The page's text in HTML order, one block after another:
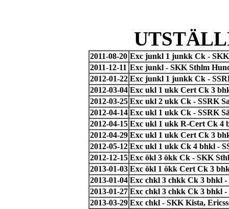
2011-08-20 Exc junkl 1 junkk Ck -
2011-12-11 Exc junkl - SKK Sthlm
2012-01-22 Exc junkl 1 junkk Ck -
2012-03-04 Exc ukl 1 ukk Cert Ck 3
2012-03-25 Exc ukl 2 ukk Ck - SSRK
2012-04-14 Exc ukl 1 ukk Ck - SSRK
2012-04-15 Exc ukl 1 ukk R-Cert Ck 4
2012-04-29 Exc ukl 1 ukk Cert Ck 3
2012-05-12 Exc ukl 1 ukk Ck 4 bhkl -
2012-12-15 Exc ökl 3 ökk Ck - SKK
2013-01-03 Exc ökl 1 ökk Cert Ck 3
2013-01-04 Exc chkl 3 chkk Ck 3 bhkl -
2013-01-27 Exc chkl 3 chkk Ck 3 bhkl -
2013-03-29 Exc chkl - SKK Kista,